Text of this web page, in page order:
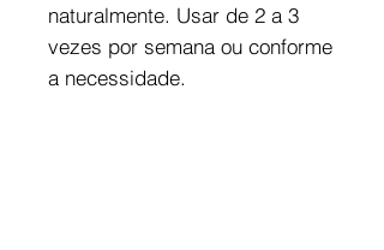
naturalmente. Usar de 2 a 3
vezes por semana ou conforme
a necessidade.